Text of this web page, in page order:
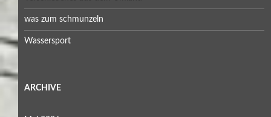
was zum schmunzeln
Wassersport
ARCHIVE